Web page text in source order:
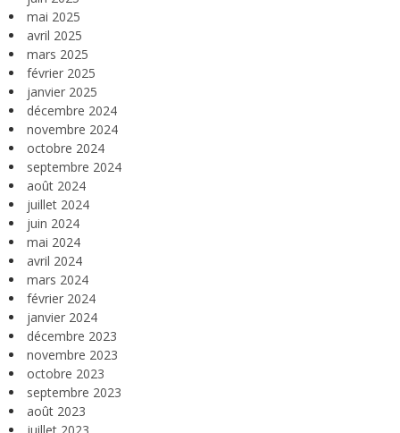
mai 2025
avril 2025
mars 2025
février 2025
janvier 2025
décembre 2024
novembre 2024
octobre 2024
septembre 2024
août 2024
juillet 2024
juin 2024
mai 2024
avril 2024
mars 2024
février 2024
janvier 2024
décembre 2023
novembre 2023
octobre 2023
septembre 2023
août 2023